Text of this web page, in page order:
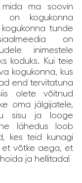
ma soovin
on kogukonna
tunde
on
inimestele
koduks. Kui teie
kogukonna, kus
end tervitatuna
olete võitnud
oma jälgijatele,
sisu ja looge
lähedus loob
kes teid kunagi
et võtke aega, et
ja hellitada!